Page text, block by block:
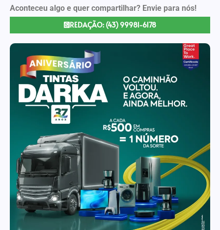
Aconteceu algo e quer compartilhar? Envie para nós!
REDAÇÃO: (43) 99981-6178